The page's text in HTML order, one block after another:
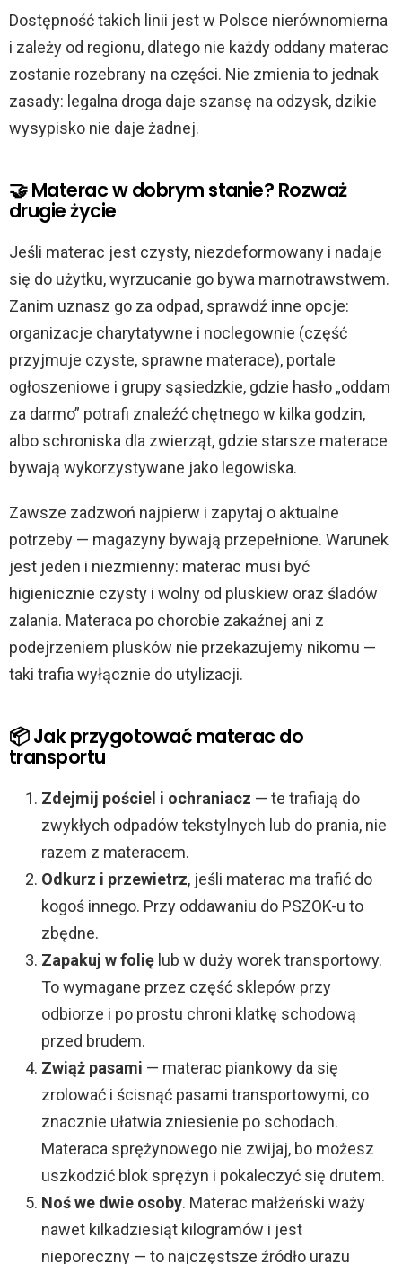
Dostępność takich linii jest w Polsce nierównomierna
i zależy od regionu, dlatego nie każdy oddany materac
zostanie rozebrany na części. Nie zmienia to jednak
zasady: legalna droga daje szansę na odzysk, dzikie
wysypisko nie daje żadnej.
🤝 Materac w dobrym stanie? Rozważ
drugie życie
Jeśli materac jest czysty, niezdeformowany i nadaje
się do użytku, wyrzucanie go bywa marnotrawstwem.
Zanim uznasz go za odpad, sprawdź inne opcje:
organizacje charytatywne i noclegownie (część
przyjmuje czyste, sprawne materace), portale
ogłoszeniowe i grupy sąsiedzkie, gdzie hasło „oddam
za darmo” potrafi znaleźć chętnego w kilka godzin,
albo schroniska dla zwierząt, gdzie starsze materace
bywają wykorzystywane jako legowiska.
Zawsze zadzwoń najpierw i zapytaj o aktualne
potrzeby — magazyny bywają przepełnione. Warunek
jest jeden i niezmienny: materac musi być
higienicznie czysty i wolny od pluskiew oraz śladów
zalania. Materaca po chorobie zakaźnej ani z
podejrzeniem plusków nie przekazujemy nikomu —
taki trafia wyłącznie do utylizacji.
📦 Jak przygotować materac do
transportu
Zdejmij pościel i ochraniacz — te trafiają do
zwykłych odpadów tekstylnych lub do prania, nie
razem z materacem.
Odkurz i przewietrz, jeśli materac ma trafić do
kogoś innego. Przy oddawaniu do PSZOK-u to
zbędne.
Zapakuj w folię lub w duży worek transportowy.
To wymagane przez część sklepów przy
odbiorze i po prostu chroni klatkę schodową
przed brudem.
Zwiąż pasami — materac piankowy da się
zrolować i ścisnąć pasami transportowymi, co
znacznie ułatwia zniesienie po schodach.
Materaca sprężynowego nie zwijaj, bo możesz
uszkodzić blok sprężyn i pokaleczyć się drutem.
Noś we dwie osoby. Materac małżeński waży
nawet kilkadziesiąt kilogramów i jest
nieporeczny — to najczęstsze źródło urazu